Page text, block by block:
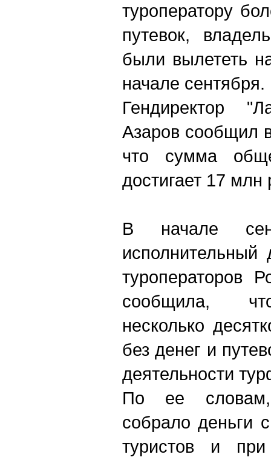
туроператору
путевок,
были вылететь
начале сентября.
Гендиректор
Азаров сообщил
что сумма
достигает 17 млн
В начале
исполнительный
туроператоров
сообщила, что
несколько
без денег и
деятельности
По ее словам,
собрало деньги
туристов и